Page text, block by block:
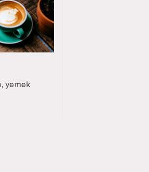
yemek